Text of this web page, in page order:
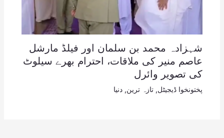
شہزادہ محمد بن سلمان اور فیلڈ مارشل
عاصم منیر کی ملاقات، احترام بھرے سیلوٹ
کی تصویر وائرل
پختونخوا ڈیجیٹل تازہ ترین دنیا